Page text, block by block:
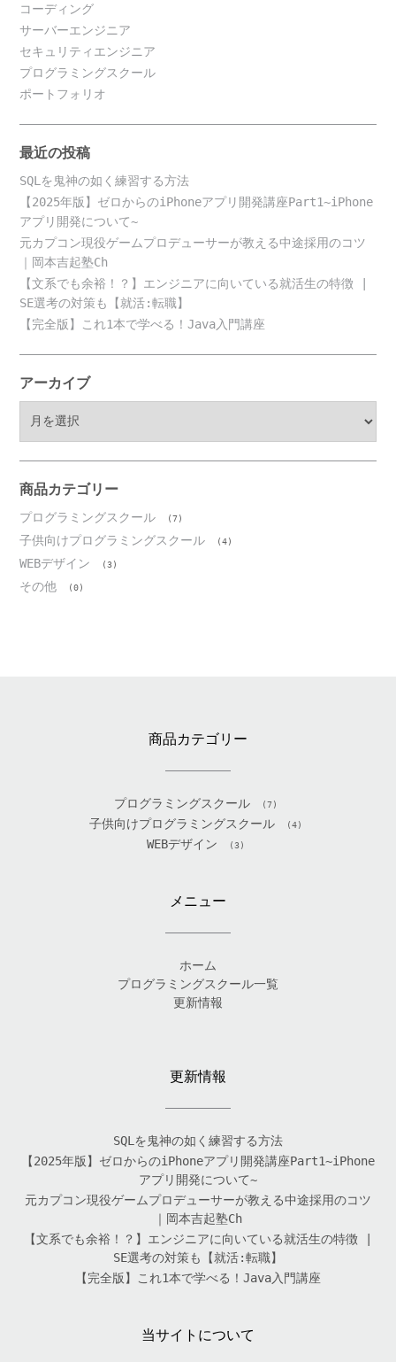
コーディング
サーバーエンジニア
セキュリティエンジニア
プログラミングスクール
ポートフォリオ
最近の投稿
SQLを鬼神の如く練習する方法
【2025年版】ゼロからのiPhoneアプリ開発講座Part1~iPhone
アプリ開発について~
元カプコン現役ゲームプロデューサーが教える中途採用のコツ
｜岡本吉起塾Ch
【文系でも余裕！？】エンジニアに向いている就活生の特徴 |
SE選考の対策も【就活:転職】
【完全版】これ1本で学べる！Java入門講座
アーカイブ
ブ
商品カテゴリー
プログラミングスクール (7)
子供向けプログラミングスクール (4)
WEBデザイン (3)
その他 (0)
商品カテゴリー
プログラミングスクール (7)
子供向けプログラミングスクール (4)
WEBデザイン (3)
メニュー
ホーム
プログラミングスクール一覧
更新情報
更新情報
SQLを鬼神の如く練習する方法
【2025年版】ゼロからのiPhoneアプリ開発講座Part1~iPhone
アプリ開発について~
元カプコン現役ゲームプロデューサーが教える中途採用のコツ
｜岡本吉起塾Ch
【文系でも余裕！？】エンジニアに向いている就活生の特徴 |
SE選考の対策も【就活:転職】
【完全版】これ1本で学べる！Java入門講座
当サイトについて